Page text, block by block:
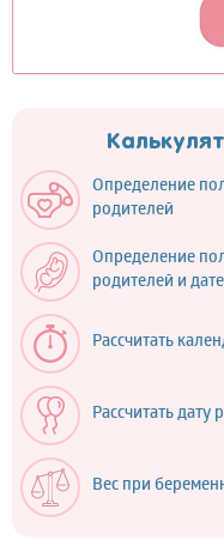
Определение
родителей
Определение
родителей и
Рассчитать
Рассчитать дату
Вес при